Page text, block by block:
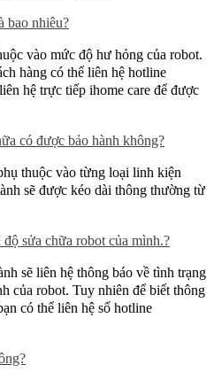
bao nhiêu?
vào mức độ hư hỏng của robot.
hàng có thể liên hệ hotline
hệ trực tiếp ihome care để được
có được bảo hành không?
thuộc vào từng loại linh kiện
sẽ được kéo dài thông thường từ
sửa chữa robot của mình.?
sẽ liên hệ thông báo về tình trạng
của robot. Tuy nhiên để biết thông
có thể liên hệ số hotline